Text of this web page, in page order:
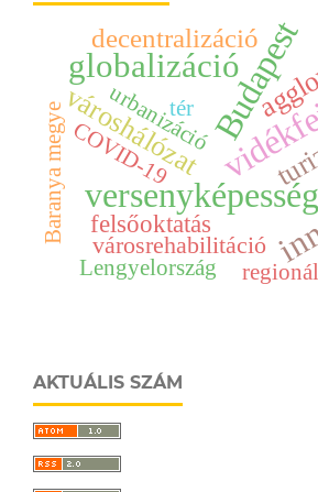
versenyképesség
Budapest
globalizáció
városhálózat
decentralizáció
felsőoktatás
városrehabilitáció
COVID-19
urbanizáció
Baranya megye tér
Lengyelország
AKTUÁLIS SZÁM